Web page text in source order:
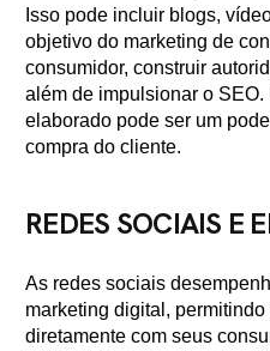
Isso pode incluir blogs,
objetivo do marketing de
consumidor, construir
além de impulsionar o
elaborado pode ser um
compra do cliente.
REDES SOCIAIS E
As redes sociais
marketing digital,
diretamente com seus